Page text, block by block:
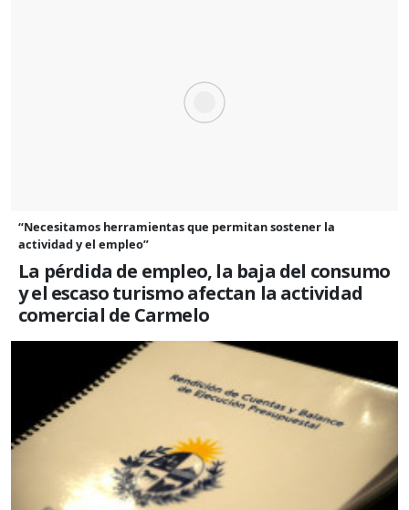
“Necesitamos herramientas que permitan sostener la
actividad y el empleo”
La pérdida de empleo, la baja del consumo
y el escaso turismo afectan la actividad
comercial de Carmelo